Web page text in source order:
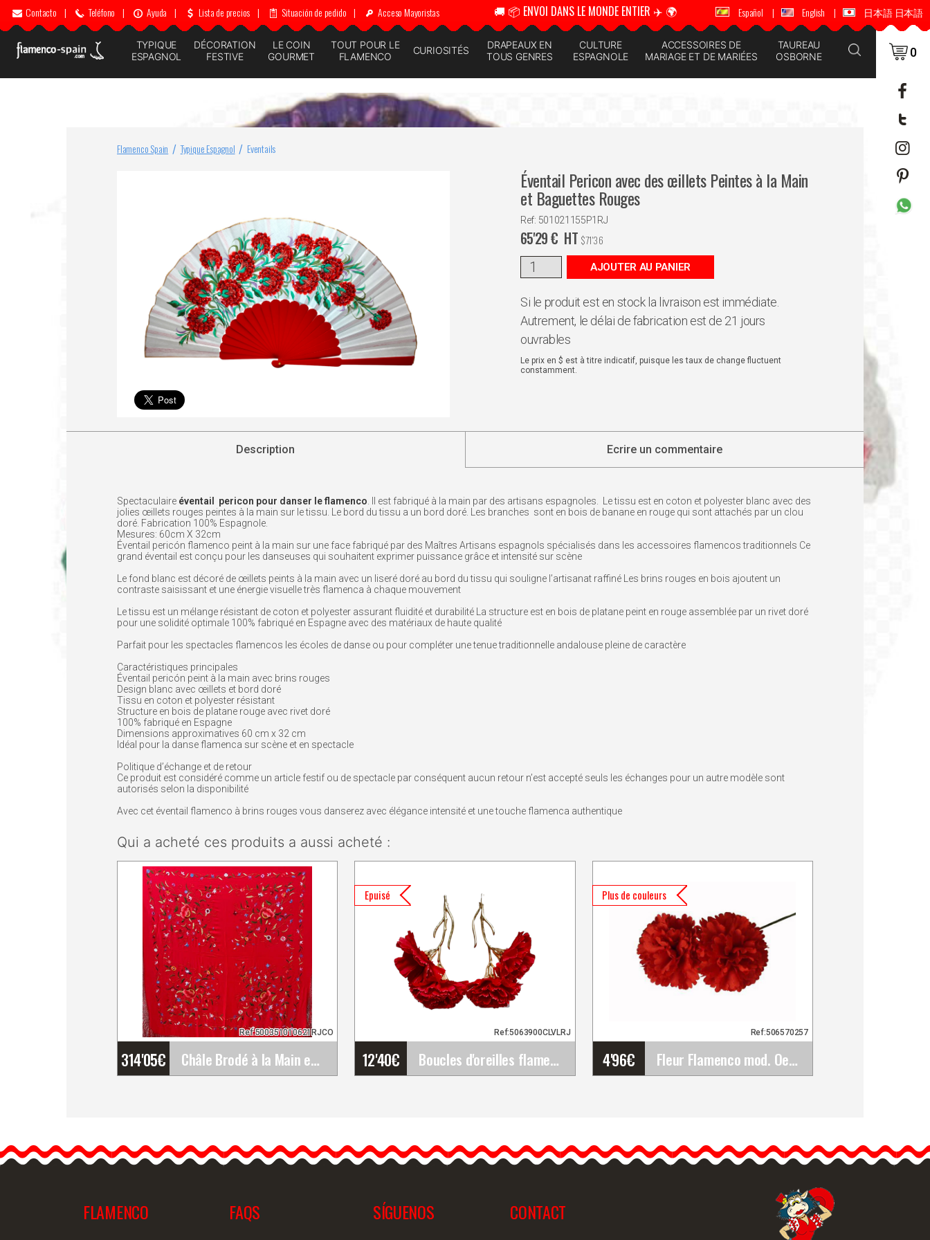
Contacto | Teléfono | Ayuda | Lista de precios | Situación de pedido | Acceso Mayoristas 🚚 📦 ENVOI DANS LE MONDE ENTIER ✈️ 🌍 🚚 📦 ENVOI DANS LE MONDE ENTIER ✈️ 🌍
Español | English | 日本語 日本語
TYPIQUE
ESPAGNOL
DÉCORATION
FESTIVE
LE COIN
GOURMET
TOUT POUR LE
FLAMENCO
CURIOSITÉS
DRAPEAUX EN
TOUS GENRES
CULTURE
ESPAGNOLE
ACCESSOIRES DE
MARIAGE ET DE MARIÉES
TAUREAU
OSBORNE
0
Flamenco Spain Typique Espagnol Eventails
Éventail Pericon avec des œillets Peintes à la Main
et Baguettes Rouges
Ref: 501021155P1RJ
65'29€ HT $71'36
AJOUTER AU PANIER
Si le produit est en stock la livraison est immédiate.
Autrement, le délai de fabrication est de 21 jours
ouvrables
Le prix en $ est à titre indicatif, puisque les taux de change fluctuent
constamment.
Description Ecrire un commentaire
Spectaculaire éventail pericon pour danser le flamenco. Il est fabriqué à la main par des artisans espagnoles. Le tissu est en coton et polyester blanc avec des
jolies œillets rouges peintes à la main sur le tissu. Le bord du tissu a un bord doré. Les branches sont en bois de banane en rouge qui sont attachés par un clou
doré. Fabrication 100% Espagnole.
Mesures: 60cm X 32cm
Éventail pericón flamenco peint à la main sur une face fabriqué par des Maîtres Artisans espagnols spécialisés dans les accessoires flamencos traditionnels Ce
grand éventail est conçu pour les danseuses qui souhaitent exprimer puissance grâce et intensité sur scène
Le fond blanc est décoré de œillets peints à la main avec un liseré doré au bord du tissu qui souligne l’artisanat raffiné Les brins rouges en bois ajoutent un
contraste saisissant et une énergie visuelle très flamenca à chaque mouvement
Le tissu est un mélange résistant de coton et polyester assurant fluidité et durabilité La structure est en bois de platane peint en rouge assemblée par un rivet doré
pour une solidité optimale 100% fabriqué en Espagne avec des matériaux de haute qualité
Parfait pour les spectacles flamencos les écoles de danse ou pour compléter une tenue traditionnelle andalouse pleine de caractère
Caractéristiques principales
Éventail pericón peint à la main avec brins rouges
Design blanc avec œillets et bord doré
Tissu en coton et polyester résistant
Structure en bois de platane rouge avec rivet doré
100% fabriqué en Espagne
Dimensions approximatives 60 cm x 32 cm
Idéal pour la danse flamenca sur scène et en spectacle
Politique d’échange et de retour
Ce produit est considéré comme un article festif ou de spectacle par conséquent aucun retour n’est accepté seuls les échanges pour un autre modèle sont
autorisés selon la disponibilité
Avec cet éventail flamenco à brins rouges vous danserez avec élégance intensité et une touche flamenca authentique
Qui a acheté ces produits a aussi acheté :
314'05€ Châle Brodé à la Main en Soie Naturelle. Ref.&hellip;
Ref:500351010621RJCO
1010621RJCO
Bordados Foronda est la
Epuisé
12'40€ Boucles d'oreilles flamenco originales
Ref:5063900CLVLRJ
Les boucles d'oreilles style
flamenco sont très
Plus de couleurs
4'96€ Fleur Flamenco mod. Oeillets. 12X7.5cm
Ref:506570257
L'oeillet est une des fleurs
les plus connues en
FLAMENCO FAQS SÍGUENOS CONTACT